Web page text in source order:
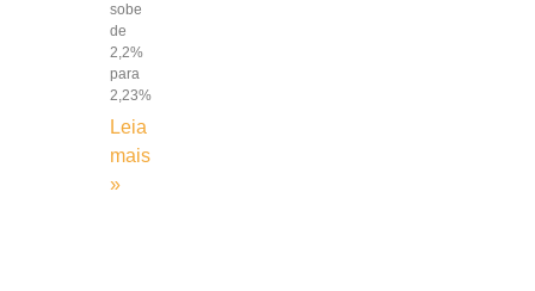
sobe
de
2,2%
para
2,23%
Leia
mais
»